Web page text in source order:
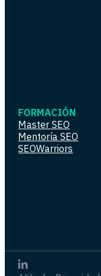
FORMACIÓN
Master SEO
Mentoría SEO
SEOWarriors